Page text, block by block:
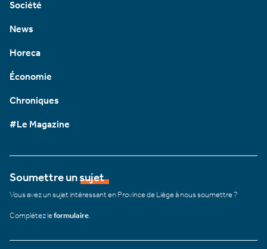
Société
News
Horeca
Économie
Chroniques
#Le Magazine
Soumettre un sujet
Vous avez un sujet intéressant en Province de Liège à nous soumettre ?
Complétez leformulaire